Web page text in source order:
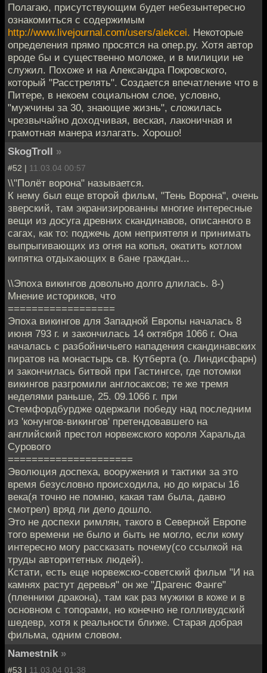
Полагаю, присутствующим будет небезынтересно
ознакомиться с содержимым
http://www.livejournal.com/users/alekcei. Некоторые
определения прямо просятся на опер.ру. Хотя автор
вроде бы и существенно моложе, и в милиции не
служил. Похоже и на Александра Покровского,
который "Расстрелять". Создается впечатление что в
Питере, в некоем социальном слое, условно,
"мужчины за 30, знающие жизнь", сложилась
чрезвычайно доходчивая, веская, лаконичная и
грамотная манера излагать. Хорошо!
SkogTroll »
#52 | 11.03.04 00:57
\\"Полёт ворона" называется.
К нему был еще второй фильм, "Тень Ворона", очень
зверский, там экранизированны многие интересные
вещи из досуга древних скандинавов, описанного в
сагах, как то: поджечь дом неприятеля и принимать
выпрыгивающих из огня на копья, окатить котлом
кипятка отдыхающих в бане граждан...
\\Эпоха викингов довольно долго длилась. 8-)
Мнение историков, что
==================
Эпоха викингов для Западной Европы началась 8
июня 793 г. и закончилась 14 октября 1066 г. Она
началась с разбойничьего нападения скандинавских
пиратов на монастырь св. Кутберта (о. Линдисфарн)
и закончилась битвой при Гастингсе, где потомки
викингов разгромили англосаксов; те же тремя
неделями раньше, 25. 09.1066 г. при
Стемфордбурдже одержали победу над последним
из 'конунгов-викингов' претендовавшего на
английский престол норвежского короля Харальда
Сурового
=====================
Эволюция доспеха, вооружения и тактики за это
время безусловно происходила, но до кирасы 16
века(я точно не помню, какая там была, давно
смотрел) вряд ли дело дошло.
Это не доспехи римлян, такого в Северной Европе
того времени не было и быть не могло, если кому
интересно могу рассказать почему(со ссылкой на
труды авторитетных людей).
Кстати, есть еще норвежско-советский фильм "И на
камнях растут деревья" он же "Драгенс Фанге"
(пленники дракона), там как раз мужики в коже и в
основном с топорами, но конечно не голливудский
шедевр, хотя к реальности ближе. Старая добрая
фильма, одним словом.
Namestnik »
#53 | 11.03.04 01:38